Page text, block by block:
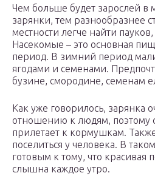
Чем больше будет зарослей в
зарянки, тем разнообразнее
местности легче найти
Насекомые – это основная
период. В зимний период
ягодами и семенами.
бузине, смородине, семенам
Как уже говорилось, зарянка
отношению к людям, поэтому
прилетает к кормушкам.
поселиться у человека. В
готовым к тому, что красивая
слышна каждое утро.